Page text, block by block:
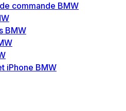
commande BMW
BMW
iPhone BMW